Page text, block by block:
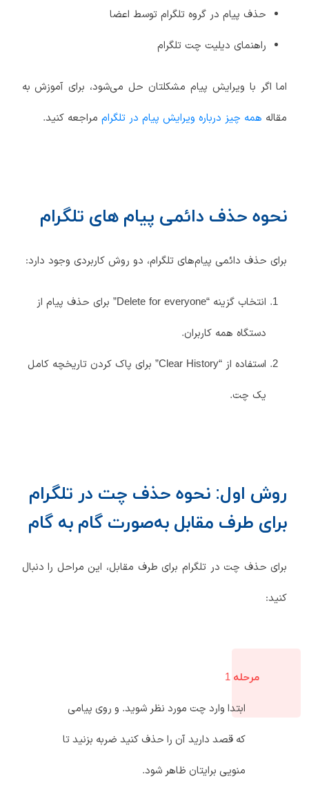
حذف پیام در گروه تلگرام توسط اعضا
راهنمای دیلیت چت تلگرام
اما اگر با ویرایش پیام مشکلتان حل می‌شود، برای آموزش به
مقاله همه چیز درباره ویرایش پیام در تلگراممراجعه کنید.
نحوه حذف دائمی پیام های تلگرام
برای حذف دائمی پیام‌های تلگرام، دو روش کاربردی وجود دارد:
انتخاب گزینه “Delete for everyone” برای حذف پیام از
دستگاه همه کاربران.
استفاده از “Clear History” برای پاک کردن تاریخچه کامل
یک چت.
روش اول: نحوه حذف چت در تلگرام
برای طرف مقابل به‌صورت گام به گام
برای حذف چت در تلگرام برای طرف مقابل، این مراحل را دنبال
کنید:
مرحله 1
ابتدا وارد چت مورد نظر شوید. و روی پیامی
که قصد دارید آن را حذف کنید ضربه بزنید تا
منویی برایتان ظاهر شود.